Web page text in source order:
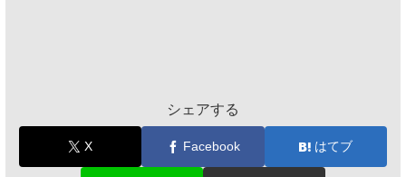
シェアする
X Facebook はてブ